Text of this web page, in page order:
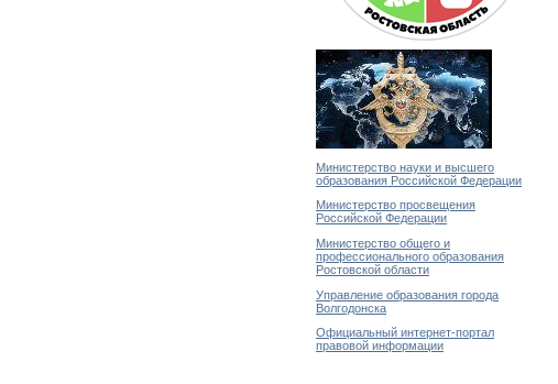
Министерство науки и высшего
образования Российской Федерации
Министерство просвещения
Российской Федерации
Министерство общего и
профессионального образования
Ростовской области
Управление образования города
Волгодонска
Официальный интернет-портал
правовой информации